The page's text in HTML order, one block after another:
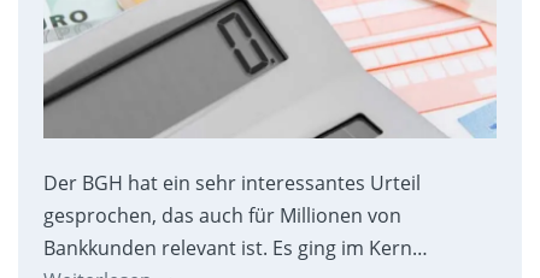
Der BGH hat ein sehr interessantes Urteil
gesprochen, das auch für Millionen von
Bankkunden relevant ist. Es ging im Kern…